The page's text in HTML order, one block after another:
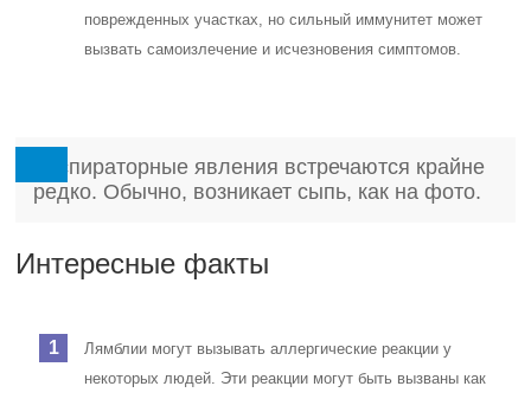
поврежденных участках, но сильный иммунитет может
вызвать самоизлечение и исчезновения симптомов.
Респираторные явления встречаются крайне
редко. Обычно, возникает сыпь, как на фото.
Интересные факты
Лямблии могут вызывать аллергические реакции у
некоторых людей. Эти реакции могут быть вызваны как